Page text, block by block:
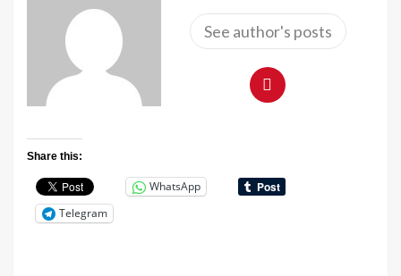
See author's posts
Share this:
WhatsApp
Telegram